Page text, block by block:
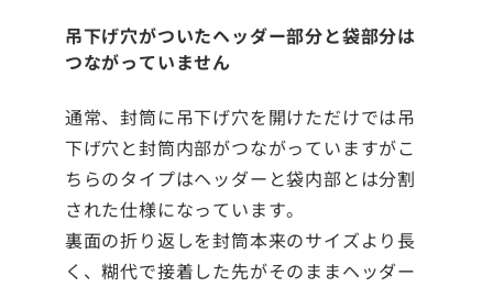
吊下げ穴がついたヘッダー部分と袋部分は
つながっていません
通常、封筒に吊下げ穴を開けただけでは吊
下げ穴と封筒内部がつながっていますがこ
ちらのタイプはヘッダーと袋内部とは分割
された仕様になっています。
裏面の折り返しを封筒本来のサイズより長
く、糊代で接着した先がそのままヘッダー